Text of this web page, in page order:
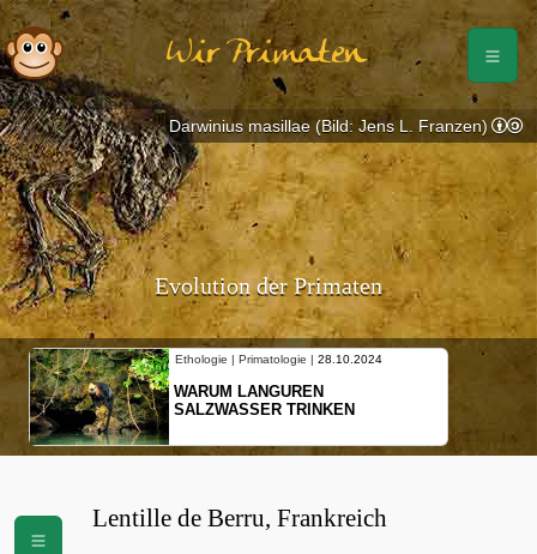
Wir Primaten
Evolution der Primaten
Ethologie | Primatologie | 28.10.2024
WARUM LANGUREN
SALZWASSER TRINKEN
Darwinius masillae (Bild: Jens L. Franzen)
Lentille de Berru, Frankreich